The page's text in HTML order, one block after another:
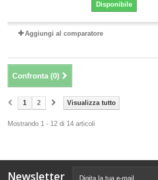
Disponibile
Aggiungi al comparatore
Confronta (0)
Visualizza tutto
1 2
Mostrando 1 - 12 di 14 articoli
Newsletter